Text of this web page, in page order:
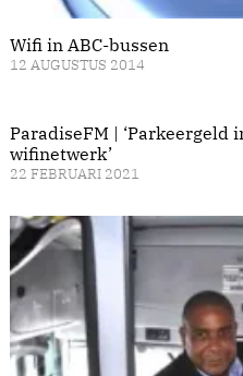
Wifi in ABC-bussen
12 AUGUSTUS 2014
ParadiseFM | ‘Parkeergeld
wifinetwerk’
22 FEBRUARI 2021